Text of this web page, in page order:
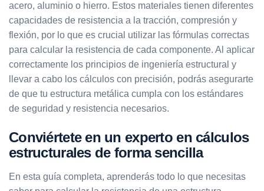
acero, aluminio o hierro. Estos materiales tienen diferentes
capacidades de resistencia a la tracción, compresión y
flexión, por lo que es crucial utilizar las fórmulas correctas
para calcular la resistencia de cada componente. Al aplicar
correctamente los principios de ingeniería estructural y
llevar a cabo los cálculos con precisión, podrás asegurarte
de que tu estructura metálica cumpla con los estándares
de seguridad y resistencia necesarios.
Conviértete en un experto en cálculos
estructurales de forma sencilla
En esta guía completa, aprenderás todo lo que necesitas